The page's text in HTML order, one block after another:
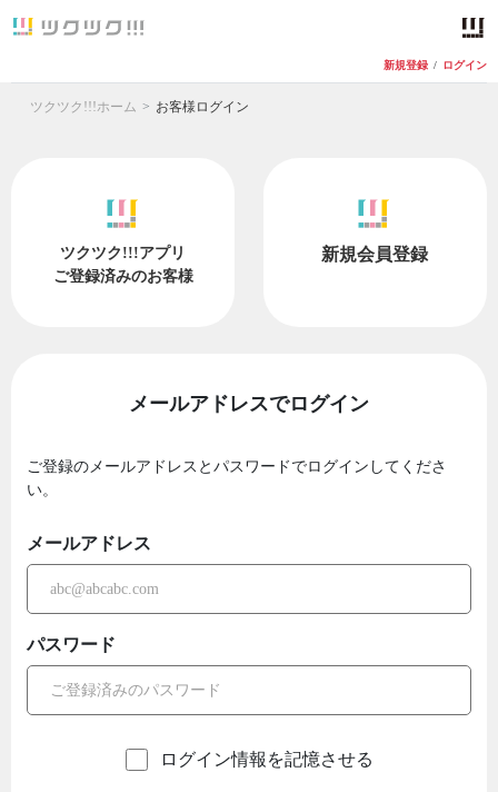
新規登録 / ログイン
ツクツク!!!ホーム お客様ログイン
ツクツク!!!アプリ
ご登録済みのお客様
新規会員登録
メールアドレスでログイン
ご登録のメールアドレスとパスワードでログインしてくださ
い。
メールアドレス
パスワード
ログイン情報を記憶させる